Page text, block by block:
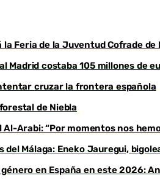
la Feria de la Juventud Cofrade de
Madrid costaba 105 millones de
cruzar la frontera española
de Niebla
Al-Arabi: “Por momentos nos
del Málaga: Eneko Jauregui,
género en España en este 2026: